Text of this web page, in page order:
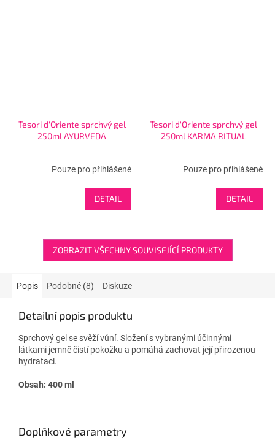
Tesori d'Oriente sprchvý gel
250ml AYURVEDA
Pouze pro přihlášené
DETAIL
Tesori d'Oriente sprchvý gel
250ml KARMA RITUAL
Pouze pro přihlášené
DETAIL
ZOBRAZIT VŠECHNY SOUVISEJÍCÍ PRODUKTY
Popis Podobné (8) Diskuze
Detailní popis produktu
Sprchový gel se svěží vůní. Složení s vybranými účinnými
látkami jemně čistí pokožku a pomáhá zachovat její přirozenou
hydrataci.
Obsah: 400 ml
Doplňkové parametry